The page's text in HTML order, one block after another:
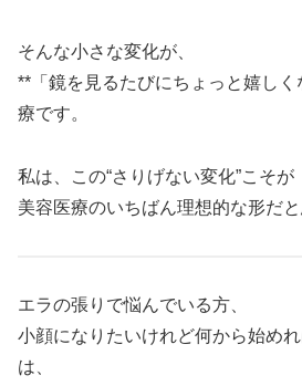
そんな小さな変化が、
**「鏡を見るたびにちょっと嬉し
療です。
私は、この“さりげない変化”こそが
美容医療のいちばん理想的な形だと
エラの張りで悩んでいる方、
小顔になりたいけれど何から始め
は、